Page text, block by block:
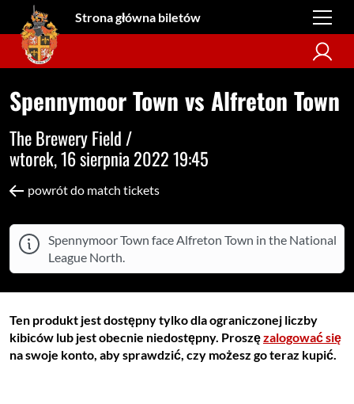
Strona główna biletów
Spennymoor Town vs Alfreton Town
The Brewery Field /
wtorek, 16 sierpnia 2022 19:45
powrót do match tickets
Spennymoor Town face Alfreton Town in the National
League North.
Ten produkt jest dostępny tylko dla ograniczonej liczby
kibiców lub jest obecnie niedostępny. Proszęzalogować się
na swoje konto, aby sprawdzić, czy możesz go teraz kupić.